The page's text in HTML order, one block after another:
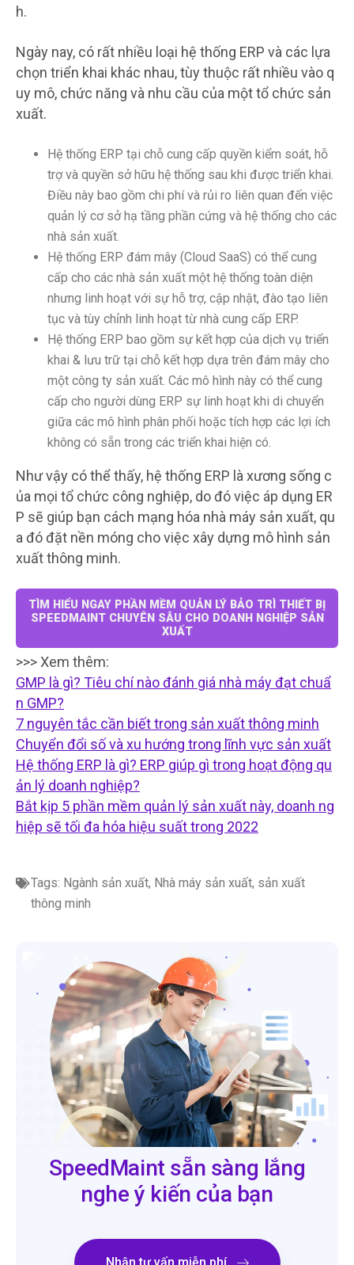
h.
Ngày nay, có rất nhiều loại hệ thống ERP và các lựa
chọn triển khai khác nhau, tùy thuộc rất nhiều vào q
uy mô, chức năng và nhu cầu của một tổ chức sản
xuất.
Hệ thống ERP tại chỗ cung cấp quyền kiểm soát, hỗ
trợ và quyền sở hữu hệ thống sau khi được triển khai.
Điều này bao gồm chi phí và rủi ro liên quan đến việc
quản lý cơ sở hạ tầng phần cứng và hệ thống cho các
nhà sản xuất.
Hệ thống ERP đám mây (Cloud SaaS) có thể cung
cấp cho các nhà sản xuất một hệ thống toàn diện
nhưng linh hoạt với sự hỗ trợ, cập nhật, đào tạo liên
tục và tùy chỉnh linh hoạt từ nhà cung cấp ERP.
Hệ thống ERP bao gồm sự kết hợp của dịch vụ triển
khai & lưu trữ tại chỗ kết hợp dựa trên đám mây cho
một công ty sản xuất. Các mô hình này có thể cung
cấp cho người dùng ERP sự linh hoạt khi di chuyển
giữa các mô hình phân phối hoặc tích hợp các lợi ích
không có sẵn trong các triển khai hiện có.
Như vậy có thể thấy, hệ thống ERP là xương sống c
ủa mọi tổ chức công nghiệp, do đó việc áp dụng ER
P sẽ giúp bạn cách mạng hóa nhà máy sản xuất, qu
a đó đặt nền móng cho việc xây dựng mô hình sản
xuất thông minh.
TÌM HIỂU NGAY PHẦN MỀM QUẢN LÝ BẢO TRÌ THIẾT BỊ
SPEEDMAINT CHUYÊN SÂU CHO DOANH NGHIỆP SẢN
XUẤT
>>> Xem thêm:
GMP là gì? Tiêu chí nào đánh giá nhà máy đạt chuẩ
n GMP?
7 nguyên tắc cần biết trong sản xuất thông minh
Chuyển đổi số và xu hướng trong lĩnh vực sản xuất
Hệ thống ERP là gì? ERP giúp gì trong hoạt động qu
ản lý doanh nghiệp?
Bắt kịp 5 phần mềm quản lý sản xuất này, doanh ng
hiệp sẽ tối đa hóa hiệu suất trong 2022
Tags: Ngành sản xuất, Nhà máy sản xuất, sản xuất
thông minh
SpeedMaint sẵn sàng lắng
nghe ý kiến của bạn